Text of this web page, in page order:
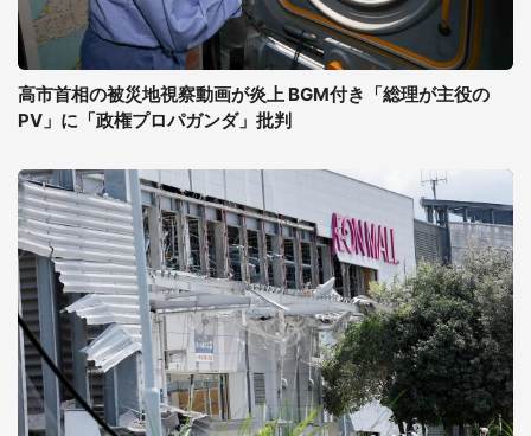
高市首相の被災地視察動画が炎上 BGM付き「総理が主役の
PV」に「政権プロパガンダ」批判